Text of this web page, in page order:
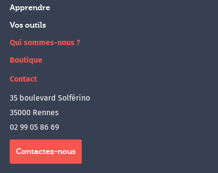
Apprendre
Vos outils
Qui sommes-nous ?
Boutique
Contact
35 boulevard Solférino
35000 Rennes
02 99 05 86 69
Contactez-nous